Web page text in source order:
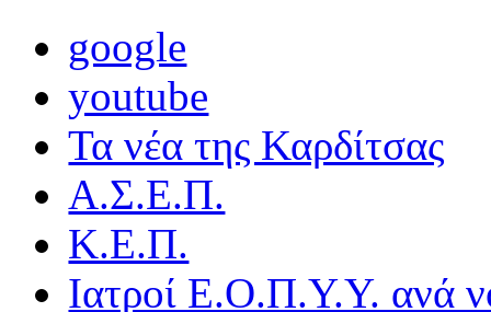
google
youtube
Τα νέα της Καρδίτσας
Α.Σ.Ε.Π.
Κ.Ε.Π.
Ιατροί Ε.Ο.Π.Υ.Υ. ανά